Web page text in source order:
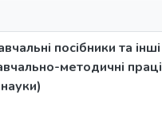
посібники та інші
методичні праці